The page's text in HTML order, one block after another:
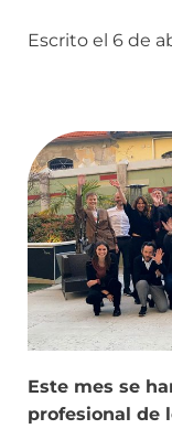
Escrito el 6 de
Este mes se
profesional de